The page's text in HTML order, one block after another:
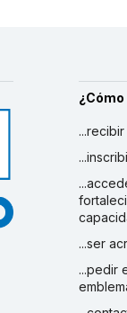
¿Cómo
...ser
...pedir